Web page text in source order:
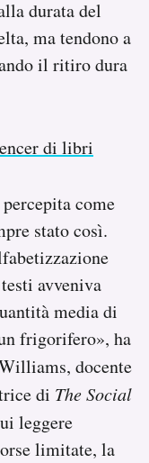
durata del
ma tendono a
il ritiro dura
di libri
come
stato così.
avveniva
media di
frigorifero», ha
docente
di The Social
leggere
limitate, la